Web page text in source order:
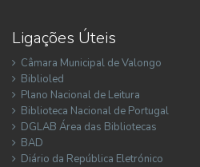
Ligações Úteis
Câmara Municipal de Valongo
Biblioled
Plano Nacional de Leitura
Biblioteca Nacional de Portugal
DGLAB Área das Bibliotecas
BAD
Diário da República Eletrónico